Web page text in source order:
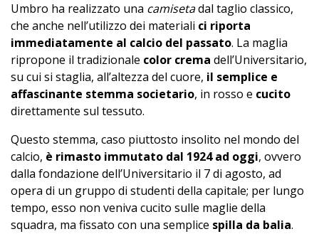
Umbro ha realizzato una camisetadal taglio classico,
che anche nell’utilizzo dei materiali ci riporta
immediatamente al calcio del passato. La maglia
ripropone il tradizionale color crema dell’Universitario,
su cui si staglia, all’altezza del cuore, il semplice e
affascinante stemma societario, in rosso e cucito
direttamente sul tessuto.
Questo stemma, caso piuttosto insolito nel mondo del
calcio, è rimasto immutato dal 1924 ad oggi, ovvero
dalla fondazione dell’Universitario il 7 di agosto, ad
opera di un gruppo di studenti della capitale; per lungo
tempo, esso non veniva cucito sulle maglie della
squadra, ma fissato con una semplice spilla da balia.